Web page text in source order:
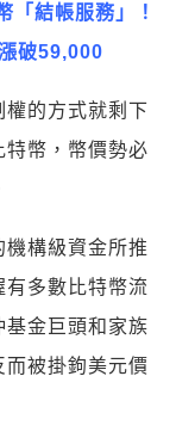
「結帳服務」！
破59,000
的方式就剩下
幣，幣價勢必
構級資金所推
多數比特幣流
金巨頭和家族
被掛鉤美元價